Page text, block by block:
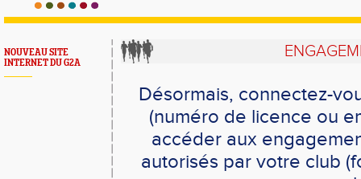
NOUVEAU SITE
INTERNET DU G2A
Désormais, connectez-
(numéro de licence ou
accéder aux
autorisés par votre club